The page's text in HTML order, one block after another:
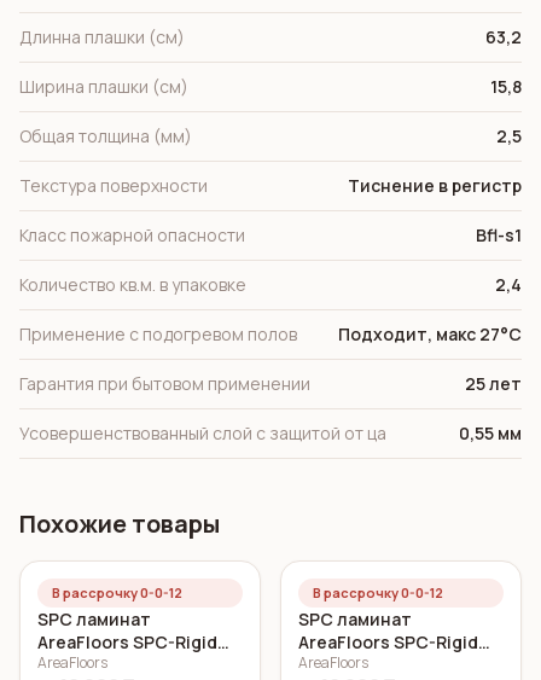
Длинна плашки (см) 63,2
Ширина плашки (см) 15,8
Общая толщина (мм) 2,5
Текстура поверхности Тиснение в регистр
Класс пожарной опасности Bfl-s1
Количество кв.м. в упаковке 2,4
Применение с подогревом полов Подходит, макс 27°C
Гарантия при бытовом применении 25 лет
Усовершенствованный слой с защитой от ца 0,55 мм
Похожие товары
В рассрочку 0-0-12
SPC ламинат
AreaFloors SPC-Rigid
Click Дуб морской
AreaFloors
В рассрочку 0-0-12
SPC ламинат
AreaFloors SPC-Rigid
Click Осенний дуб
AreaFloors